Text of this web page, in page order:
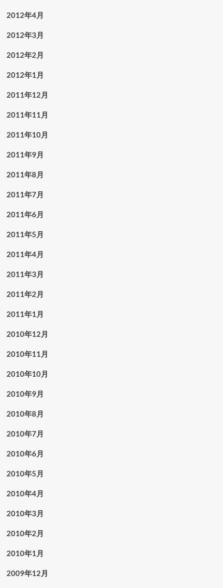
2012年4月
2012年3月
2012年2月
2012年1月
2011年12月
2011年11月
2011年10月
2011年9月
2011年8月
2011年7月
2011年6月
2011年5月
2011年4月
2011年3月
2011年2月
2011年1月
2010年12月
2010年11月
2010年10月
2010年9月
2010年8月
2010年7月
2010年6月
2010年5月
2010年4月
2010年3月
2010年2月
2010年1月
2009年12月